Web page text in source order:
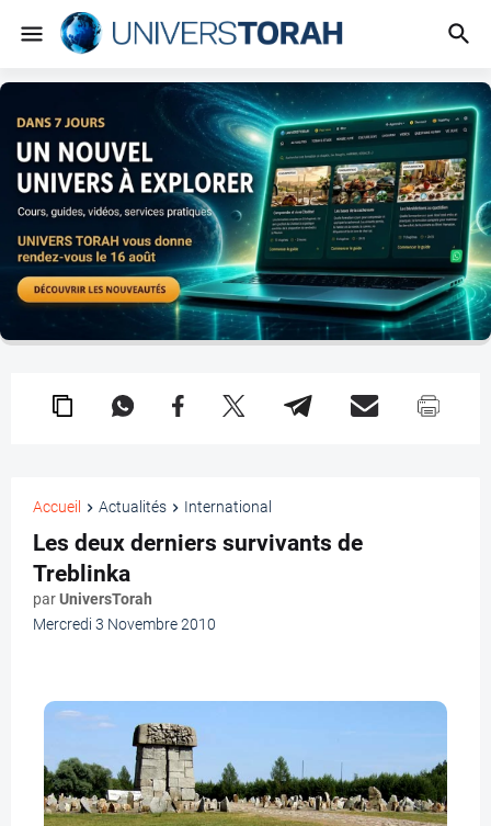
Accueil Actualités International
Les deux derniers survivants de
Treblinka
parUniversTorah
Mercredi 3 Novembre 2010